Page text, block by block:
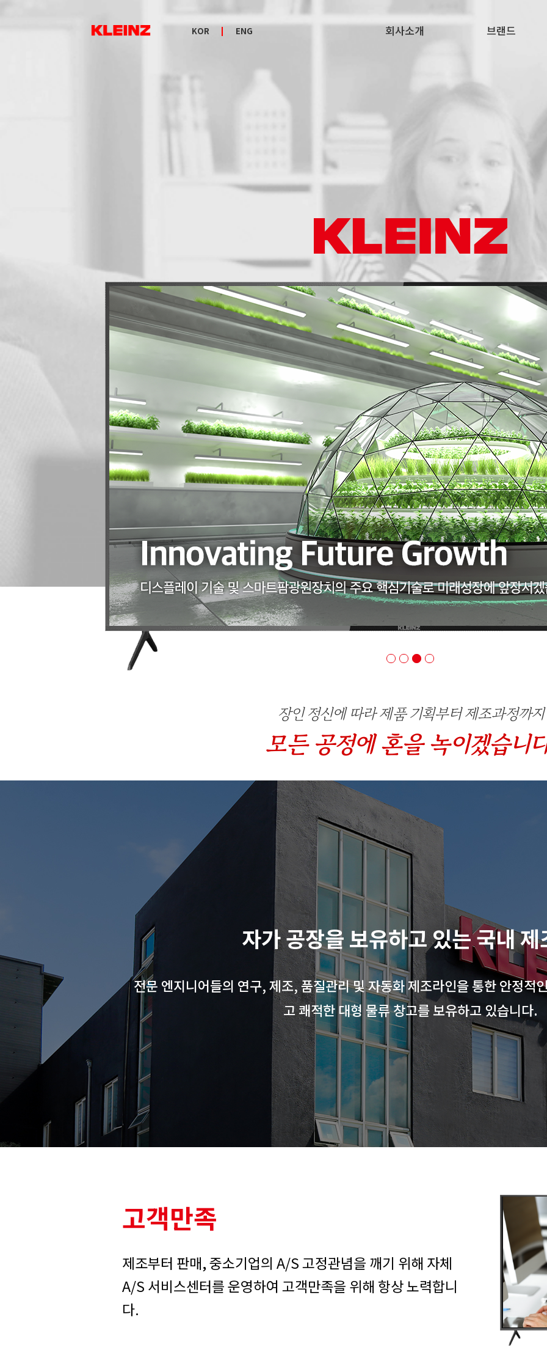
KOR ENG 회사소개 브랜드
장인 정신에 따라 제품 기획부터 제조과정까지
모든 공정에 혼을 녹이겠습니
자가 공장을 보유하고 있는 국내 제
전문 엔지니어들의 연구, 제조, 품질관리 및 자동화 제조라인을 통한 안정적
고 쾌적한 대형 물류 창고를 보유하고 있습니다.
사업영역
제품 생산 기지, 제품안정화 시스템, 빠른 A/S망 구축을 완료
하였으며 신성장 사업, 홈어플라이언스 사업, 홈엔터테인먼
트 사업, 헬스케어 사업을 진행중입니다.